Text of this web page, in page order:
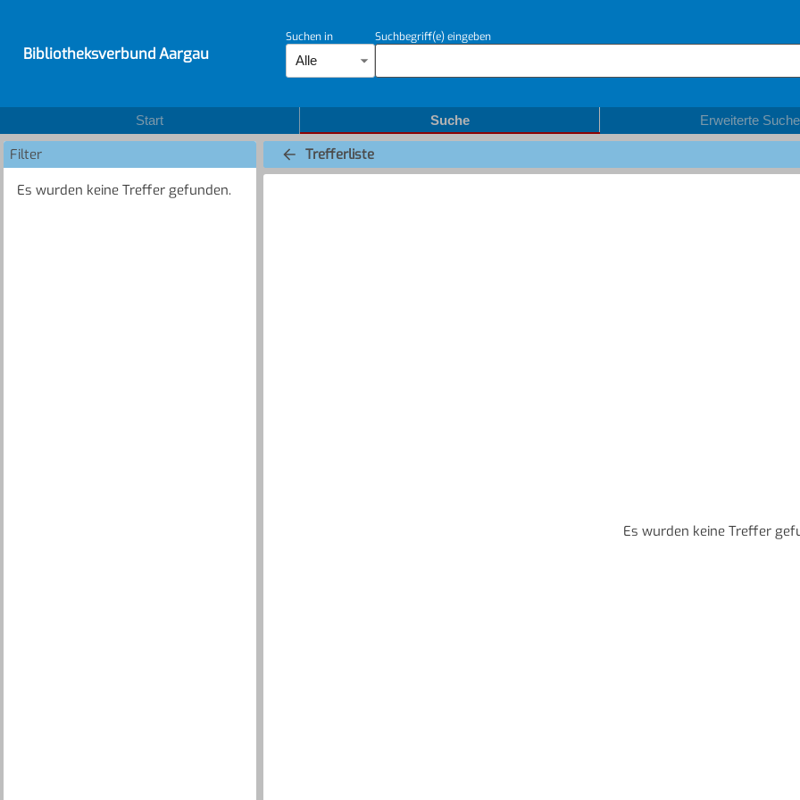
Bibliotheksverbund Aargau
Suchen in
Alle
Suchbegriff(e) eingeben
Start Suche Erweiterte Suche
Filter
Es wurden keine Treffer gefunden.
Trefferliste
Es wurden keine Treffer